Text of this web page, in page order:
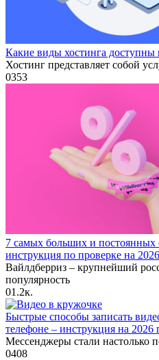
Какие виды хостинга доступны
Хостинг представляет собой
0353
7 самых больших и постоянных
инструкция по проверке на
Вайлдберриз – крупнейший
популярность
01.2к.
Быстрые способы записать
телефоне – инструкция на 2026
Мессенджеры стали настолько
0408